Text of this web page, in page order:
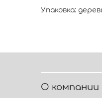
Упаковка:
О компании